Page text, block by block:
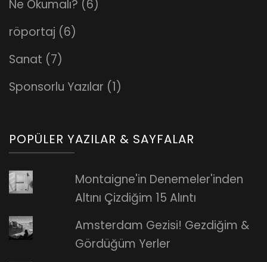
Ne Okumalı? (6)
röportaj (6)
Sanat (7)
Sponsorlu Yazılar (1)
POPÜLER YAZILAR & SAYFALAR
Montaigne'in Denemeler'inden
Altını Çizdiğim 15 Alıntı
Amsterdam Gezisi! Gezdiğim &
Gördüğüm Yerler